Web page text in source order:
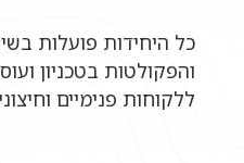
כל היחידות פועלות
והפקולטות בטכניון
ללקוחות פנימיים